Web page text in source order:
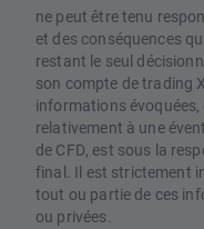
ne peut être tenu
et des conséquences
restant le seul
son compte de trading
informations
relativement à une
de CFD, est sous la
final. Il est strictement
tout ou partie de ces
ou privées.